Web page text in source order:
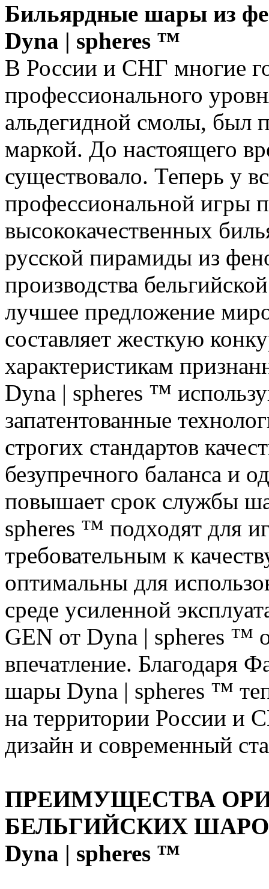
Бильярдные шары из
Dyna | spheres ™
В России и СНГ многие
профессионального
альдегидной смолы, был
маркой. До настоящего
существовало. Теперь у
профессиональной игры
высококачественных
русской пирамиды из
производства
лучшее предложение
составляет жесткую
характеристикам
Dyna | spheres ™
запатентованные
строгих стандартов
безупречного баланса и
повышает срок службы
spheres ™ подходят для
требовательным к
оптимальны для
среде усиленной
GEN от Dyna | spheres ™
впечатление. Благодаря
шары Dyna | spheres ™
на территории России и
дизайн и современный
ПРЕИМУЩЕСТВА
БЕЛЬГИЙСКИХ
Dyna | spheres ™